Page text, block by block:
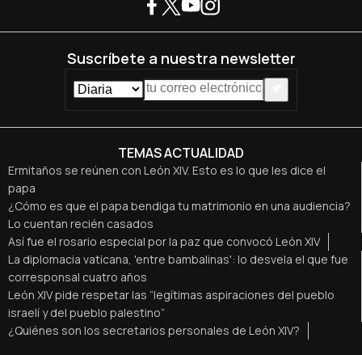
TEMAS ACTUALIDAD
Ermitaños se reúnen con León XIV. Esto es lo que les dice el
papa
¿Cómo es que el papa bendiga tu matrimonio en una audiencia?
Lo cuentan recién casados
Así fue el rosario especial por la paz que convocó León XIV
La diplomacia vaticana, 'entre bambalinas': lo desvela el que fue
corresponsal cuatro años
León XIV pide respetar las “legítimas aspiraciones del pueblo
israelí y del pueblo palestino”
¿Quiénes son los secretarios personales de León XIV?
Suscríbete a nuestra newsletter